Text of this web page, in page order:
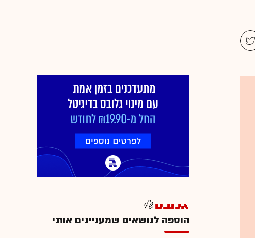
הוספה לנושאים שמעניינים אותי